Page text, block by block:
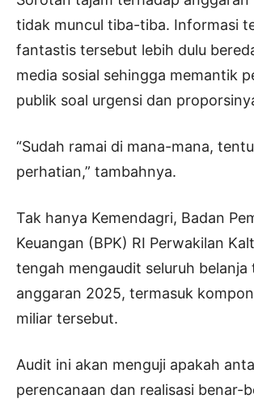
tidak muncul tiba-tiba. Informasi
fantastis tersebut lebih dulu
media sosial sehingga memantik
publik soal urgensi dan
“Sudah ramai di mana-mana,
perhatian,” tambahnya.
Tak hanya Kemendagri, Badan
Keuangan (BPK) RI Perwakilan
tengah mengaudit seluruh belanja
anggaran 2025, termasuk
miliar tersebut.
Audit ini akan menguji apakah
perencanaan dan realisasi benar-